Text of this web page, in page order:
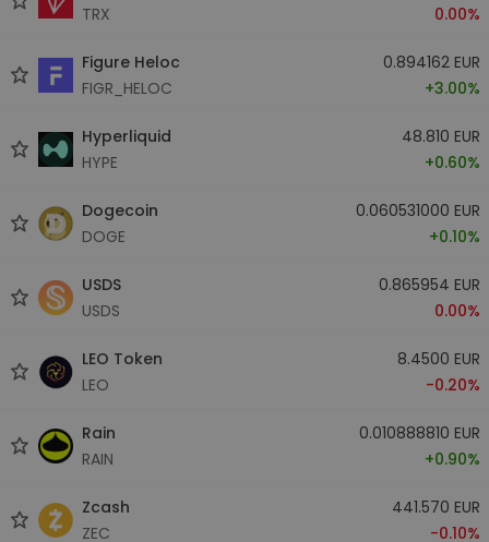
TRX
0.00%
Figure Heloc
FIGR_HELOC
0.894162 EUR
+3.00%
Hyperliquid
HYPE
48.810 EUR
+0.60%
Dogecoin
DOGE
0.060531000 EUR
+0.10%
USDS
USDS
0.865954 EUR
0.00%
LEO Token
LEO
8.4500 EUR
-0.20%
Rain
RAIN
0.010888810 EUR
+0.90%
Zcash
ZEC
441.570 EUR
-0.10%